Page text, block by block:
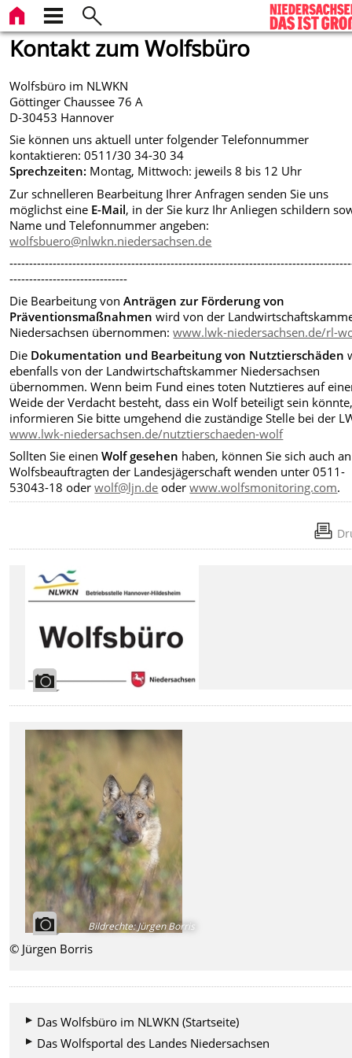
Kontakt zum Wolfsbüro
Wolfsbüro im NLWKN
Göttinger Chaussee 76 A
D-30453 Hannover
Sie können uns aktuell unter folgender Telefonnummer
kontaktieren: 0511/30 34-30 34
Sprechzeiten: Montag, Mittwoch: jeweils 8 bis 12 Uhr
Zur schnelleren Bearbeitung Ihrer Anfragen senden Sie uns
möglichst eine E-Mail, in der Sie kurz Ihr Anliegen schildern
Name und Telefonnummer angeben:
wolfsbuero@nlwkn.niedersachsen.de
------------------------------
Die Bearbeitung vonAnträgen zur Förderung von
Präventionsmaßnahmen wird von der
Niedersachsen übernommen:www.lwk-niedersachsen.de/rl-
Die Dokumentation und Bearbeitung von Nutztierschäden
ebenfalls von der Landwirtschaftskammer Niedersachsen
übernommen. Wenn beim Fund eines toten Nutztieres auf
Weide der Verdacht besteht, dass ein Wolf beteiligt sein
informieren Sie bitte umgehend die zuständige Stelle bei der
www.lwk-niedersachsen.de/nutztierschaeden-wolf
Sollten Sie einenWolf gesehen haben, können Sie sich auch
Wolfsbeauftragten der Landesjägerschaft wenden unter 0511-
53043-18 oderwolf@ljn.de oderwww.wolfsmonitoring.com.
Bildrechte:Jürgen Borris
© Jürgen Borris
Das Wolfsbüro im NLWKN (Startseite)
Das Wolfsportal des Landes Niedersachsen